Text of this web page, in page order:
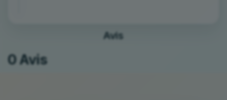
Avis
0 Avis